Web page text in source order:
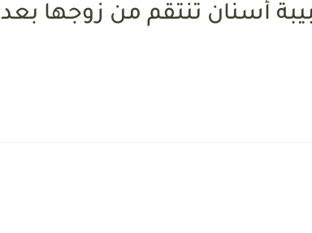
أسنان تنتقم من زوجها بعد